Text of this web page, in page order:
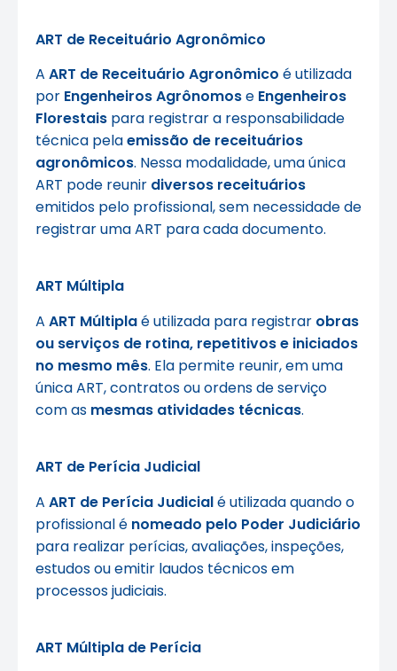
ART de Receituário Agronômico
A ART de Receituário Agronômico é utilizada
por Engenheiros Agrônomose Engenheiros
Florestais para registrar a responsabilidade
técnica pelaemissão de receituários
agronômicos. Nessa modalidade, uma única
ART pode reunir diversos receituários
emitidos pelo profissional, sem necessidade de
registrar uma ART para cada documento.
ART Múltipla
A ART Múltiplaé utilizada para registrar obras
ou serviços de rotina, repetitivos e iniciados
no mesmo mês. Ela permite reunir, em uma
única ART, contratos ou ordens de serviço
com as mesmas atividades técnicas.
ART de Perícia Judicial
A ART de Perícia Judicialé utilizada quando o
profissional é nomeado pelo Poder Judiciário
para realizar perícias, avaliações, inspeções,
estudos ou emitir laudos técnicos em
processos judiciais.
ART Múltipla de Perícia